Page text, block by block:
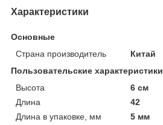
Характеристики
Основные
Страна производитель
Китай
Пользовательские характеристики
Высота
6 см
Длина
42
Длина в упаковке, мм
5 мм